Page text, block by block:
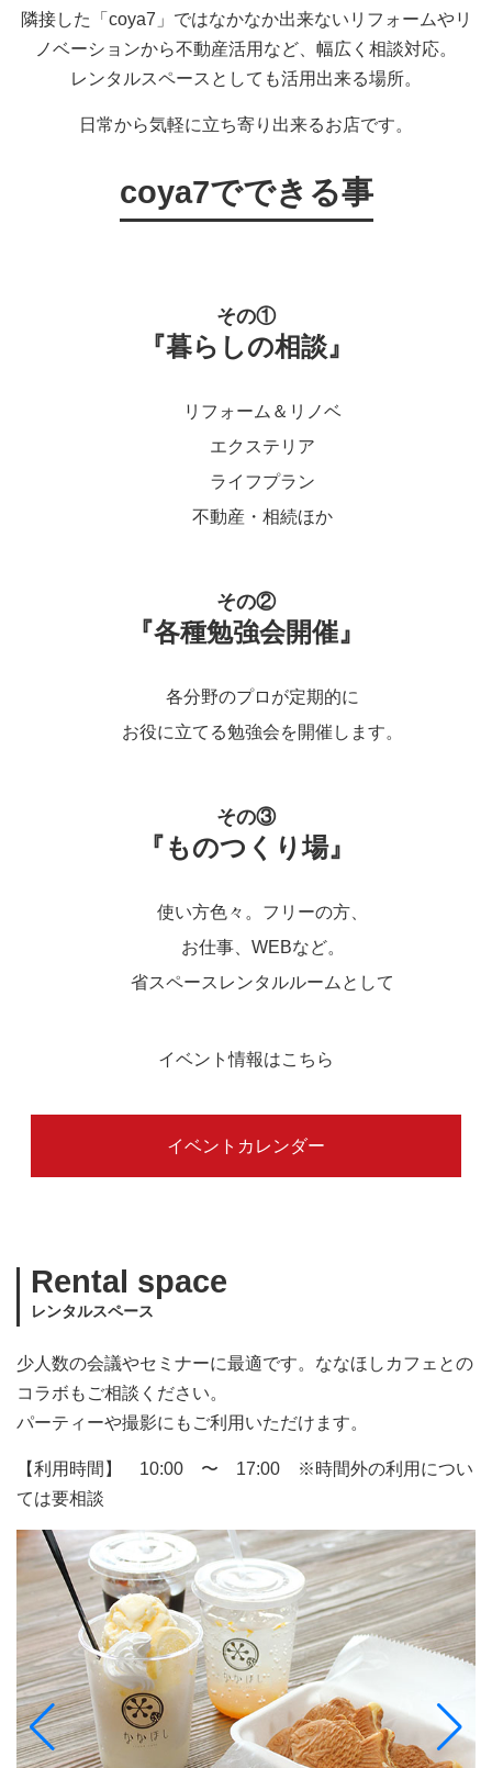
隣接した「coya7」ではなかなか出来ないリフォームやリ
ノベーションから不動産活用など、幅広く相談対応。
レンタルスペースとしても活用出来る場所。
日常から気軽に立ち寄り出来るお店です。
coya7でできる事
その①
『暮らしの相談』
リフォーム＆リノベ
エクステリア
ライフプラン
不動産・相続ほか
その②
『各種勉強会開催』
各分野のプロが定期的に
お役に立てる勉強会を開催します。
その③
『ものつくり場』
使い方色々。フリーの方、
お仕事、WEBなど。
省スペースレンタルルームとして
イベント情報はこちら
イベントカレンダー
Rental space
レンタルスペース
少人数の会議やセミナーに最適です。ななほしカフェとの
コラボもご相談ください。
パーティーや撮影にもご利用いただけます。
【利用時間】 10:00 〜 17:00 ※時間外の利用につい
ては要相談